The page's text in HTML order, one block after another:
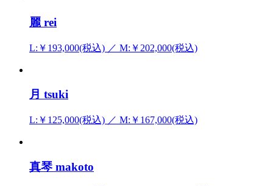
麗 rei
L:￥193,000(税込) ／ M:￥202,000(税込)
月 tsuki
L:￥125,000(税込) ／ M:￥167,000(税込)
真琴 makoto